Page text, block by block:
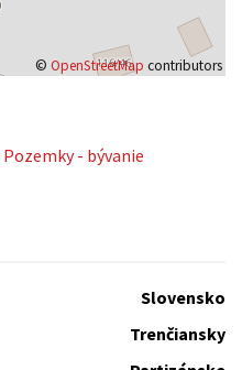
© OpenStreetMap contributors
Pozemky - bývanie
Slovensko
Trenčiansky